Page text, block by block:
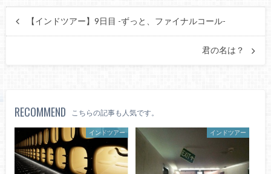
【インドツアー】9日目 -ずっと、ファイナルコール-
君の名は？
RECOMMEND こちらの記事も人気です。
インドツアー インドツアー